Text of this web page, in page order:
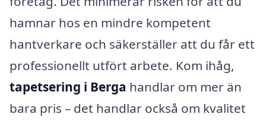
hamnar hos en mindre kompetent
hantverkare och säkerställer att du får ett
professionellt utfört arbete. Kom ihåg,
tapetsering i Berga handlar om mer än
bara pris – det handlar också om kvalitet